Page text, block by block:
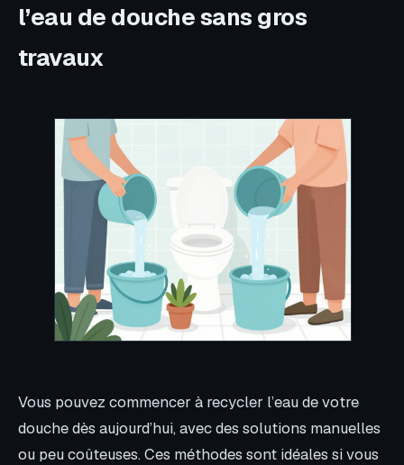
l’eau de douche sans gros
travaux
Vous pouvez commencer à recycler l’eau de votre
douche dès aujourd’hui, avec des solutions manuelles
ou peu coûteuses. Ces méthodes sont idéales si vous